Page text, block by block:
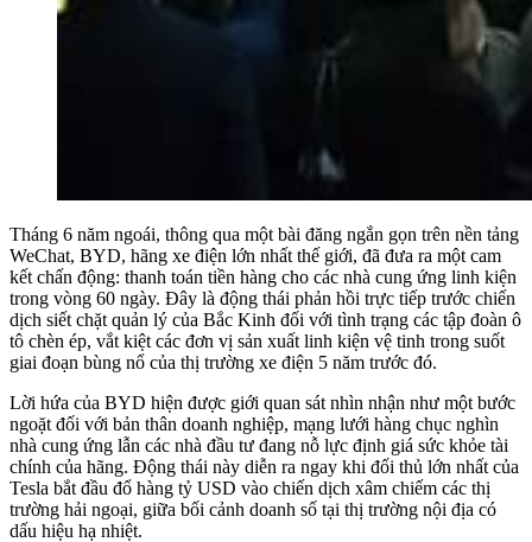
Tháng 6 năm ngoái, thông qua một bài đăng ngắn gọn trên nền tảng
WeChat, BYD, hãng xe điện lớn nhất thế giới, đã đưa ra một cam
kết chấn động: thanh toán tiền hàng cho các nhà cung ứng linh kiện
trong vòng 60 ngày. Đây là động thái phản hồi trực tiếp trước chiến
dịch siết chặt quản lý của Bắc Kinh đối với tình trạng các tập đoàn ô
tô chèn ép, vắt kiệt các đơn vị sản xuất linh kiện vệ tinh trong suốt
giai đoạn bùng nổ của thị trường xe điện 5 năm trước đó.
Lời hứa của BYD hiện được giới quan sát nhìn nhận như một bước
ngoặt đối với bản thân doanh nghiệp, mạng lưới hàng chục nghìn
nhà cung ứng lẫn các nhà đầu tư đang nỗ lực định giá sức khỏe tài
chính của hãng. Động thái này diễn ra ngay khi đối thủ lớn nhất của
Tesla bắt đầu đổ hàng tỷ USD vào chiến dịch xâm chiếm các thị
trường hải ngoại, giữa bối cảnh doanh số tại thị trường nội địa có
dấu hiệu hạ nhiệt.